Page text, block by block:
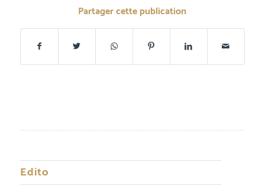
Partager cette publication
Edito